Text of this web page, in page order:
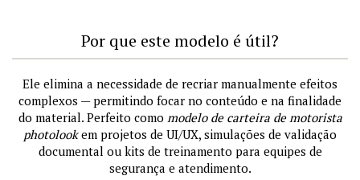
Por que este modelo é útil?
Ele elimina a necessidade de recriar manualmente efeitos
complexos — permitindo focar no conteúdo e na finalidade
do material. Perfeito como modelo de carteira de motorista
photolookem projetos de UI/UX, simulações de validação
documental ou kits de treinamento para equipes de
segurança e atendimento.